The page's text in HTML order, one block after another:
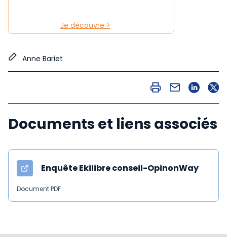
Je découvre >
Anne Bariet
Documents et liens associés
Enquête Ekilibre conseil-OpinonWay
Document PDF